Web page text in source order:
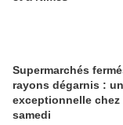
Supermarchés
rayons dégarnis :
exceptionnelle chez
samedi